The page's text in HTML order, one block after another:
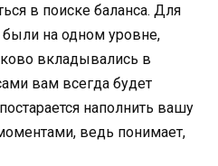
в поиске баланса. Для
на одном уровне,
вкладывались в
вам всегда будет
наполнить вашу
ведь понимает,